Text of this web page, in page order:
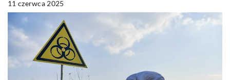
11 czerwca 2025